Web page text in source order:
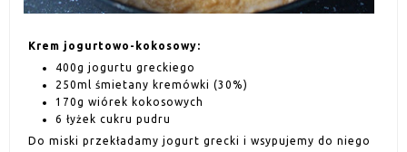
Krem jogurtowo-kokosowy:
400g jogurtu greckiego
250ml śmietany kremówki (30%)
170g wiórek kokosowych
6 łyżek cukru pudru
Do miski przekładamy jogurt grecki i wsypujemy do niego